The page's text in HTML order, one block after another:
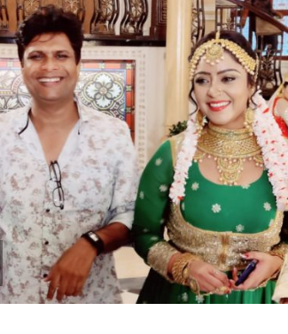
वर्ल्डवाइड रिकॉर्ड्स भोजपुरी का नया धमाकेदार गाना जल्द, दुबई की